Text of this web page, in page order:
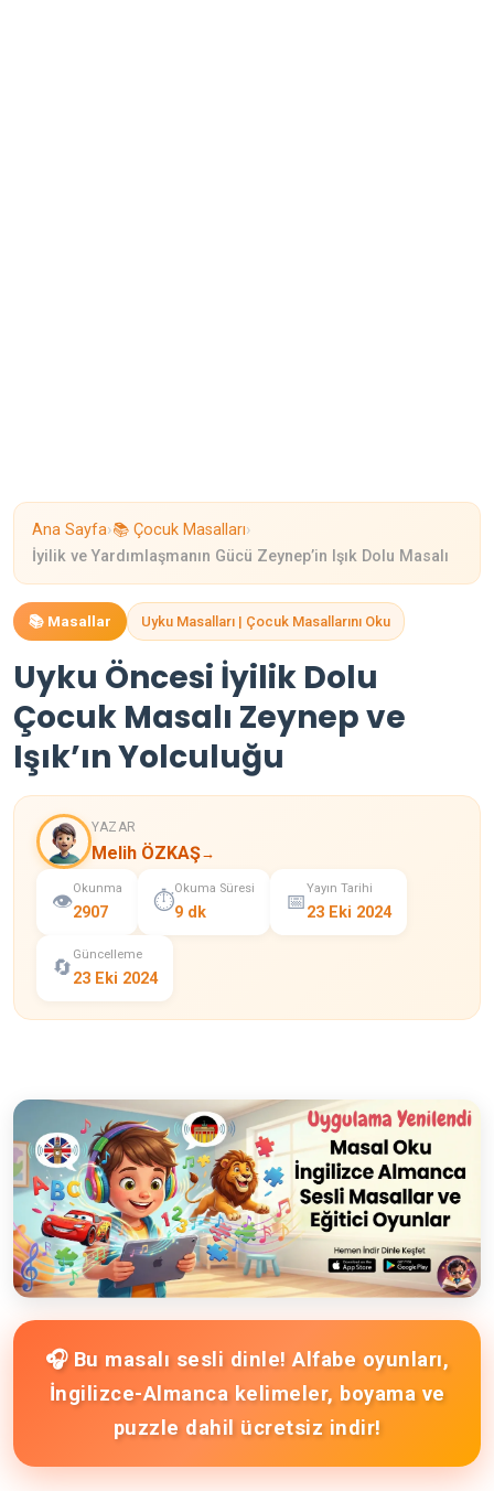
Ana Sayfa›📚 Çocuk Masalları›
İyilik ve Yardımlaşmanın Gücü Zeynep’in Işık Dolu Masalı
📚 Masallar Uyku Masalları | Çocuk Masallarını Oku
Uyku Öncesi İyilik Dolu
Çocuk Masalı Zeynep ve
Işık’ın Yolculuğu
YAZAR
Melih ÖZKAŞ→
👁️
Okunma
2907 ⏱️
Okuma Süresi
9 dk 📅
Yayın Tarihi
23 Eki 2024
🔄
Güncelleme
23 Eki 2024
🎧 Bu masalı sesli dinle! Alfabe oyunları,
İngilizce-Almanca kelimeler, boyama ve
puzzle dahil ücretsiz indir!